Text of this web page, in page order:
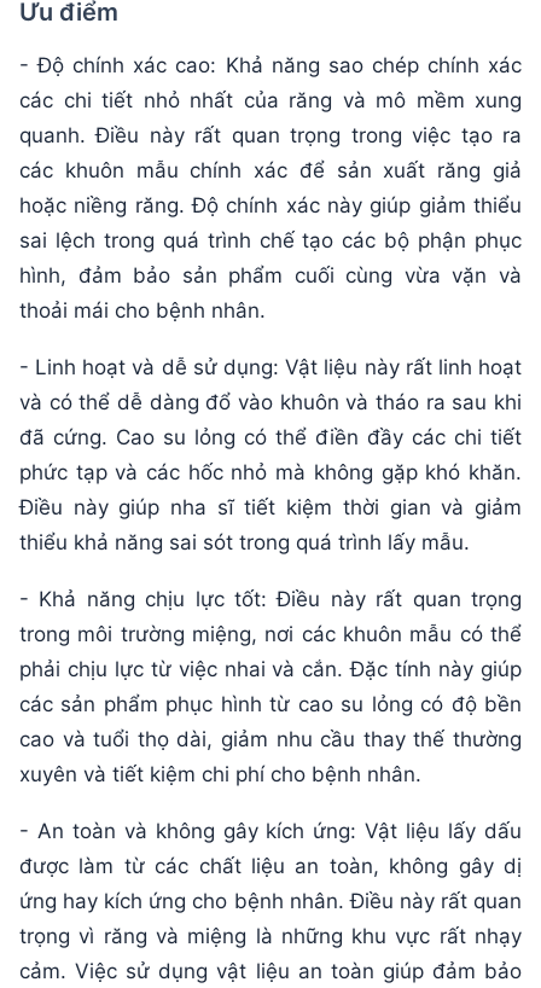
Ưu điểm
- Độ chính xác cao: Khả năng sao chép chính xác
các chi tiết nhỏ nhất của răng và mô mềm xung
quanh. Điều này rất quan trọng trong việc tạo ra
các khuôn mẫu chính xác để sản xuất răng giả
hoặc niềng răng. Độ chính xác này giúp giảm thiểu
sai lệch trong quá trình chế tạo các bộ phận phục
hình, đảm bảo sản phẩm cuối cùng vừa vặn và
thoải mái cho bệnh nhân.
- Linh hoạt và dễ sử dụng: Vật liệu này rất linh hoạt
và có thể dễ dàng đổ vào khuôn và tháo ra sau khi
đã cứng. Cao su lỏng có thể điền đầy các chi tiết
phức tạp và các hốc nhỏ mà không gặp khó khăn.
Điều này giúp nha sĩ tiết kiệm thời gian và giảm
thiểu khả năng sai sót trong quá trình lấy mẫu.
- Khả năng chịu lực tốt: Điều này rất quan trọng
trong môi trường miệng, nơi các khuôn mẫu có thể
phải chịu lực từ việc nhai và cắn. Đặc tính này giúp
các sản phẩm phục hình từ cao su lỏng có độ bền
cao và tuổi thọ dài, giảm nhu cầu thay thế thường
xuyên và tiết kiệm chi phí cho bệnh nhân.
- An toàn và không gây kích ứng: Vật liệu lấy dấu
được làm từ các chất liệu an toàn, không gây dị
ứng hay kích ứng cho bệnh nhân. Điều này rất quan
trọng vì răng và miệng là những khu vực rất nhạy
cảm. Việc sử dụng vật liệu an toàn giúp đảm bảo